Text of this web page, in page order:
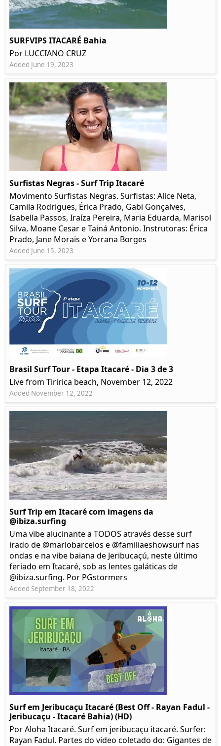
SURFVIPS ITACARÉ Bahia
Por LUCCIANO CRUZ
Added June 19, 2023
Surfistas Negras - Surf Trip Itacaré
Movimento Surfistas Negras. Surfistas: Alice Neta,
Camila Rodrigues, Érica Prado, Gabi Gonçalves,
Isabella Passos, Iraíza Pereira, Maria Eduarda, Marisol
Silva, Moane Cesar e Tainá Antonio. Instrutoras: Érica
Prado, Jane Morais e Yorrana Borges
Added June 15, 2023
Brasil Surf Tour - Etapa Itacaré - Dia 3 de 3
Live from Tiririca beach, November 12, 2022
Added November 12, 2022
Surf Trip em Itacaré com imagens da
@ibiza.surfing
Uma vibe alucinante a TODOS através desse surf
irado de @marlobarcelos e @familiaeshowsurf nas
ondas e na vibe baiana de Jeribucaçú, neste último
feriado em Itacaré, sob as lentes galáticas de
@ibiza.surfing. Por PGstormers
Added September 18, 2022
Surf em Jeribucaçu Itacaré (Best Off - Rayan Fadul -
Jeribucaçu - Itacaré Bahia) (HD)
Por Aloha Itacaré. Surf em jeribucaçu itacaré. Surfer:
Rayan Fadul. Partes do video coletado do: Gigantes de